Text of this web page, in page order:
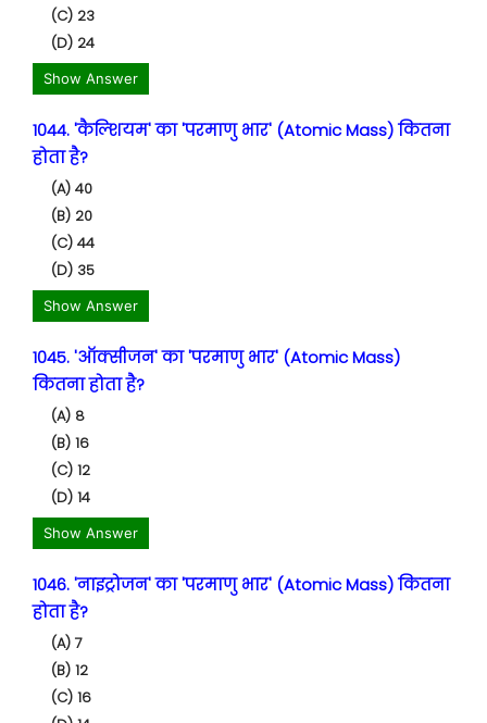
(C) 23
(D) 24
Show Answer
1044. 'कैल्शियम' का 'परमाणु भार' (Atomic Mass) कितना
होता है?
(A) 40
(B) 20
(C) 44
(D) 35
Show Answer
1045. 'ऑक्सीजन' का 'परमाणु भार' (Atomic Mass)
कितना होता है?
(A) 8
(B) 16
(C) 12
(D) 14
Show Answer
1046. 'नाइट्रोजन' का 'परमाणु भार' (Atomic Mass) कितना
होता है?
(A) 7
(B) 12
(C) 16